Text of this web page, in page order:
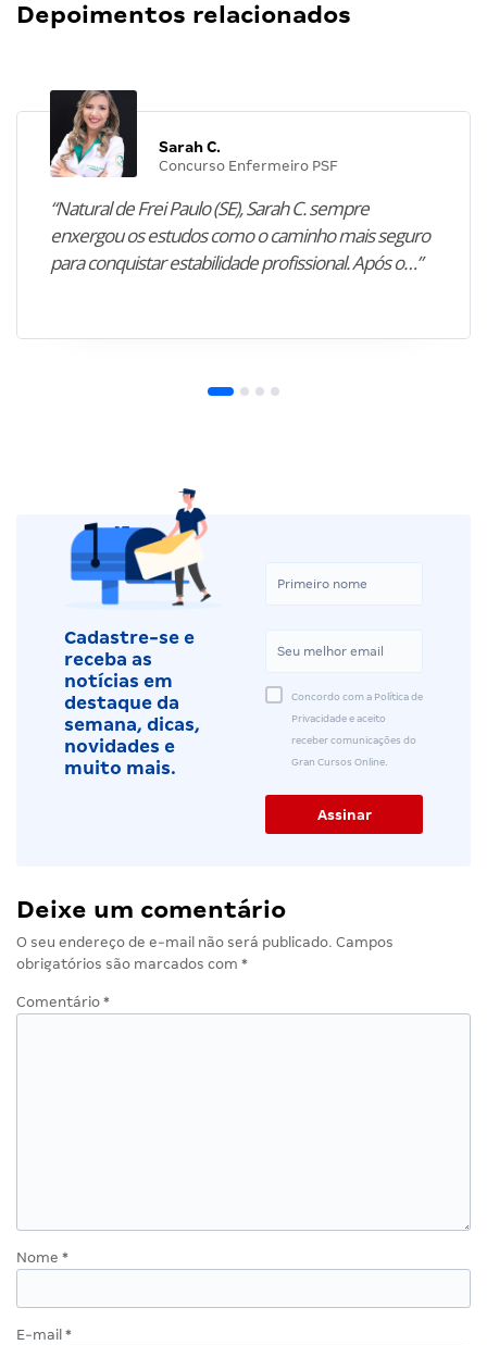
Depoimentos relacionados
Sarah C.
Concurso Enfermeiro PSF
“Natural de Frei Paulo (SE), Sarah C. sempre
enxergou os estudos como o caminho mais seguro
para conquistar estabilidade profissional. Após o…”
Cadastre-se e
receba as
notícias em
destaque da
semana, dicas,
novidades e
muito mais.
Concordo com a Política de
Privacidade e aceito
receber comunicações do
Gran Cursos Online.
Deixe um comentário
O seu endereço de e-mail não será publicado. Campos
obrigatórios são marcados com *
Comentário *
Nome *
E-mail *